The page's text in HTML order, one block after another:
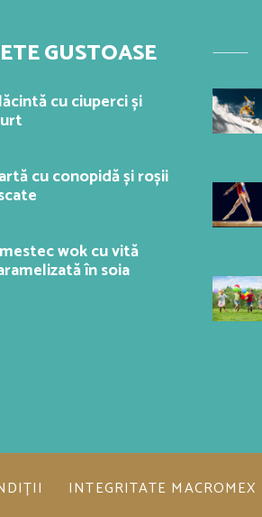
GUSTOASE
cu ciuperci și
cu conopidă și roșii
wok cu vită
în soia
INTEGRITATE MACROMEX